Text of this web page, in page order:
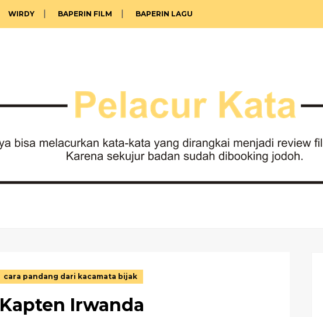
WIRDY BAPERIN FILM BAPERIN LAGU
cara pandang dari kacamata bijak
Kapten Irwanda